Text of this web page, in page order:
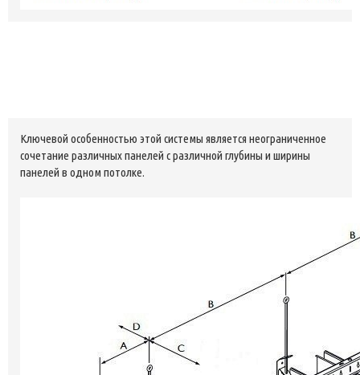
Ключевой особенностью этой системы является неограниченное
сочетание различных панелей с различной глубины и ширины
панелей в одном потолке.